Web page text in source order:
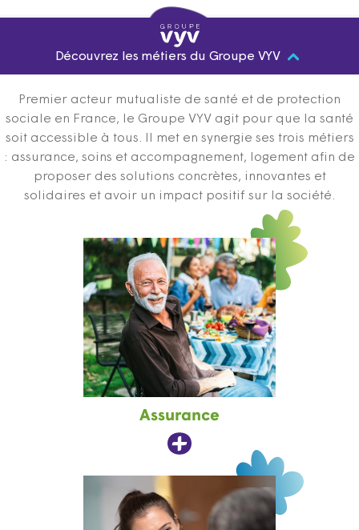
Découvrez les métiers du Groupe VYV
Premier acteur mutualiste de santé et de protection
sociale en France, le Groupe VYV agit pour que la santé
soit accessible à tous. Il met en synergie ses trois métiers
: assurance, soins et accompagnement, logement afin de
proposer des solutions concrètes, innovantes et
solidaires et avoir un impact positif sur la société.
Assurance